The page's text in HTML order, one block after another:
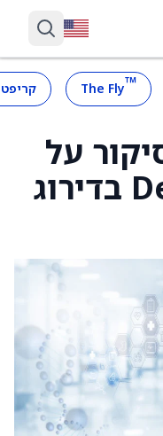
™
The Fly
על
Dentsply Sirona בדירוג